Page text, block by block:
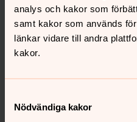
analys och kakor som
samt kakor som används
länkar vidare till andra
kakor.
Nödvändiga kakor